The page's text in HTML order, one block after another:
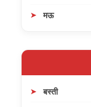
मऊ
बस्ती